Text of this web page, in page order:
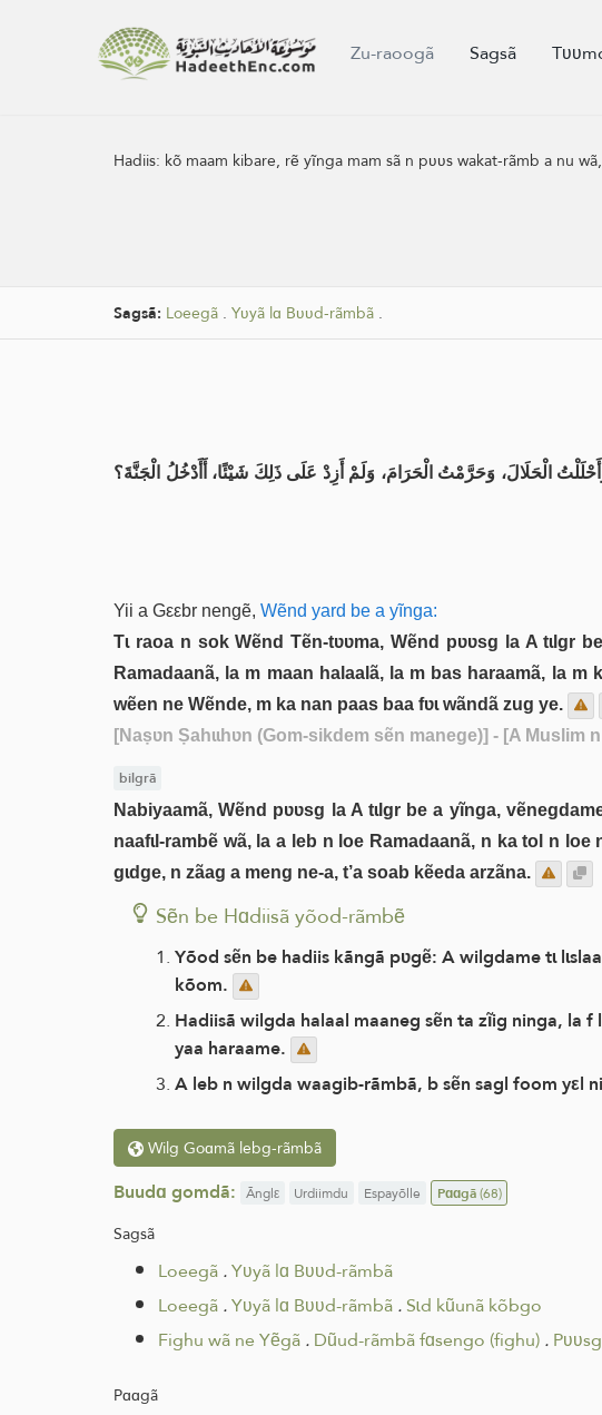
Zu-raoogã Sagsã
Hadiis: kõ maam kibare, rẽ yĩnga mam sã n pʋʋs wakat-rãmb a nu
Sagsã: Loeegã . Yʋyã lɑ Bʋʋd-rãmbã .
الْحَلَالَ، وَحَرَّمْتُ الْحَرَامَ، وَلَمْ أَزِدْ عَلَى ذَلِكَ شَيْئًا، أَأَدْخُلُ الْجَنَّةَ؟
Yii a Gεεbr nengẽ, Wẽnd yard be a yĩnga:
Tɩ raoa n sok Wẽnd Tẽn-tʋʋma, Wẽnd pʋʋsg la A tɩlgr
Ramadaanã, la m maan halaalã, la m bas haraamã, la m
wẽen ne Wẽnde, m ka nan paas baa fʋɩ wãndã zug ye.
[Naṣʋn Ṣahɩɩhʋn (Gom-sikdem sẽn manege)] - [A Muslim
bilgrã
Nabiyaamã, Wẽnd pʋʋsg la A tɩlgr be a yĩnga,
naafɩl-rambẽ wã, la a leb n loe Ramadaanã, n ka tol n
gɩdge, n zãag a meng ne-a, t’a soab kẽeda arzãna.
Sẽn be Hɑdiisã yõod-rãmbẽ
Yõod sẽn be hadiis kãngã pʋgẽ: A wilgdame tɩ
kõom.
Hadiisã wilgda halaal maaneg sẽn ta zĩig ninga, la
yaa haraame.
A leb n wilgda waagib-rãmbã, b sẽn sagl foom yεl
Wilg Goɑmã lebg-rãmbã
Buudɑ gomdã: Ãnglε Urdiimdu Espayõlle Pɑɑgã(68)
Sagsã
Loeegã.Yʋyã lɑ Bʋʋd-rãmbã
Loeegã.Yʋyã lɑ Bʋʋd-rãmbã.Sɩd kũunã kõbgo
Fighu wã ne Yẽgã.Dũud-rãmbã fɑsengo (fighu).
Pɑɑgã